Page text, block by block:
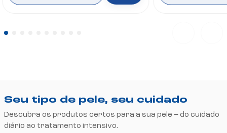
Seu tipo de pele, seu cuidado
Descubra os produtos certos para a sua pele – do cuidado
diário ao tratamento intensivo.